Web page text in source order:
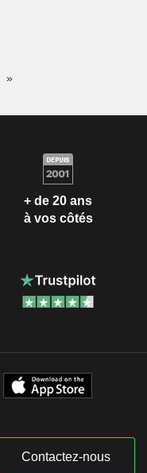
+ de 20 ans
à vos côtés
Contactez-nous